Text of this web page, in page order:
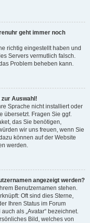
geht immer noch
richtig eingestellt haben und
Servers vermutlich falsch.
Problem beheben kann.
Auswahl!
Sprache nicht installiert oder
übersetzt. Fragen Sie ggf.
das Sie benötigen,
wir uns freuen, wenn Sie
können auf der Website
werden.
angezeigt werden?
Benutzernamen stehen.
Oft sind dies Sterne,
Ihren Status im Forum
als „Avatar“ bezeichnet.
Bild, welches von